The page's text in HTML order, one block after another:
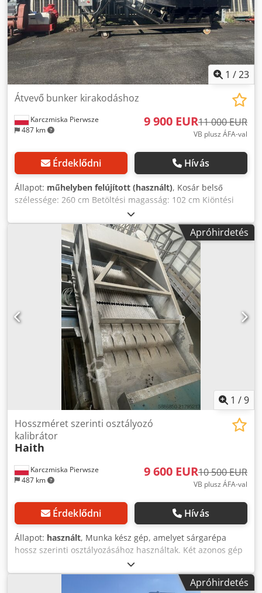
1 /23
Karczmiska Pierwsze
487 km
Átvevő bunker kirakodáshoz
9 900 EUR11 000 EUR
VB plusz ÁFA-val
Érdeklődni Hívás
Állapot: műhelyben felújított (használt), Kosár belső
szélessége: 260 cm Betöltési magasság: 102 cm Kiöntési
magasság: 300 cm Vízszintes hossz: 700 cm Lehúzók
magassága: 7,5 cm Lehúzók távolsága: 60 cm Szállítószalag
munkaszélessége: 105 cm Dcjdpfx Acjyzap Uo Nok Kosár
hossza: 180 cm Kosár magassága: 108 cm Oldalfalak
magassága: 40 cm A gép új vezérléssel (frekvenciaváltóval)
és új gumiszalaggal van felszerelve.
Apróhirdetés
1 /9
Karczmiska Pierwsze
487 km
Hosszméret szerinti osztályozó
kalibrátor
Haith
9 600 EUR10 500 EUR
VB plusz ÁFA-val
Érdeklődni Hívás
Állapot: használt, Munka kész gép, amelyet sárgarépa
hossz szerinti osztályozásához használtak. Két azonos gép
áll rendelkezésre, a megadott ár egy darabra vonatkozik. A
szalagos szállítószalagok nem tartoznak az eladáshoz.
Dsdey Hfpqspfx Ac Nock Tekintse meg továbbiApróhirdetés